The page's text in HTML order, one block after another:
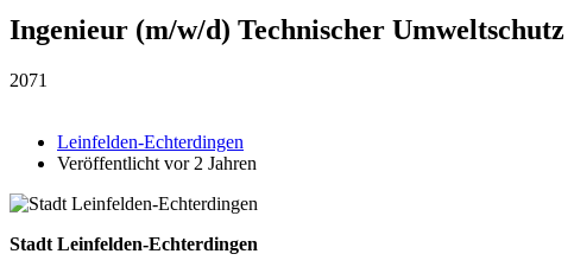
Ingenieur (m/w/d) Technischer Umweltschutz
2071
Leinfelden-Echterdingen
Veröffentlicht vor 2 Jahren
Stadt Leinfelden-Echterdingen